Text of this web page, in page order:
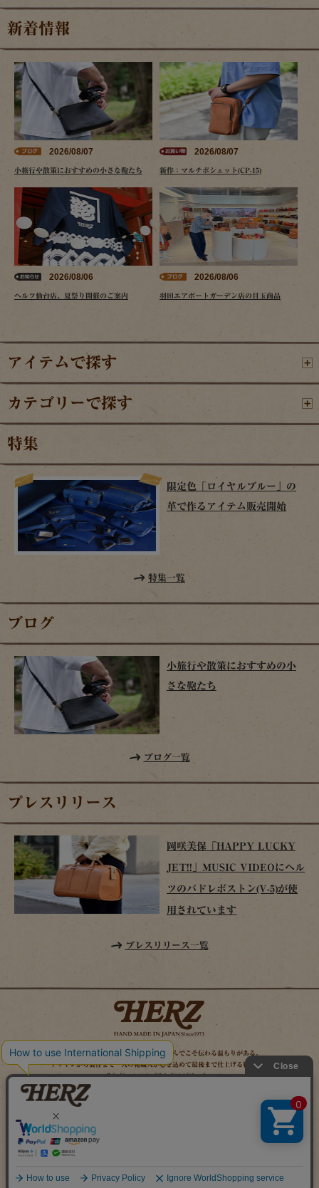
新着情報
2026/08/07
小旅行や散策におすすめの小さな鞄たち
2026/08/07
新作：マルチポシェット(CP-15)
2026/08/06
ヘルツ仙台店、夏祭り開催のご案内
2026/08/06
羽田エアポートガーデン店の目玉商品
アイテムで探す
カテゴリーで探す
特集
限定色「ロイヤルブルー」の
革で作るアイテム販売開始
特集一覧
ブログ
小旅行や散策におすすめの小
さな鞄たち
ブログ一覧
プレスリリース
岡咲美保「HAPPY LUCKY
JET!!」MUSIC VIDEOにヘル
ツのパドレボストン(V-5)が使
用されています
プレスリリース一覧
時を経てこそ解る味わいがある。使い込んでこそ伝わる温もりがある。
デザインから製作まで一人の鞄職人が心を込めて最後まで仕上げる鞄作り。
それがヘルツのブランドスピリット。
MAIL MAGAZINE
X（旧TWITTER）
YOUTUBE